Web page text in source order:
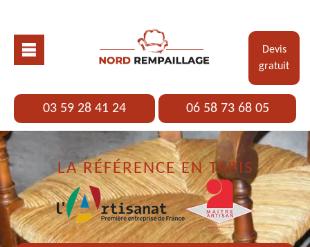
Devis
gratuit
03 59 28 41 24 06 58 73 68 05
LA RÉFÉRENCE EN TAPIS